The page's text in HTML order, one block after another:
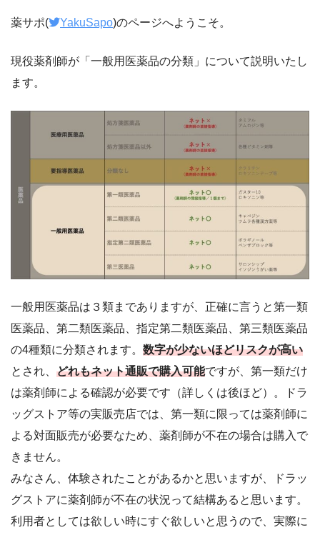
薬サポ( YakuSapo)のページへようこそ。
現役薬剤師が「一般用医薬品の分類」について説明いたし
ます。
一般用医薬品は３類までありますが、正確に言うと第一類
医薬品、第二類医薬品、指定第二類医薬品、第三類医薬品
の4種類に分類されます。 数字が少ないほどリスクが高い
とされ、 どれもネット通販で購入可能ですが、第一類だけ
は薬剤師による確認が必要です（詳しくは後ほど）。ドラ
ッグストア等の実販売店では、第一類に限っては薬剤師に
よる対面販売が必要なため、薬剤師が不在の場合は購入で
きません。
みなさん、体験されたことがあるかと思いますが、ドラッ
グストアに薬剤師が不在の状況って結構あると思います。
利用者としては欲しい時にすぐ欲しいと思うので、実際に